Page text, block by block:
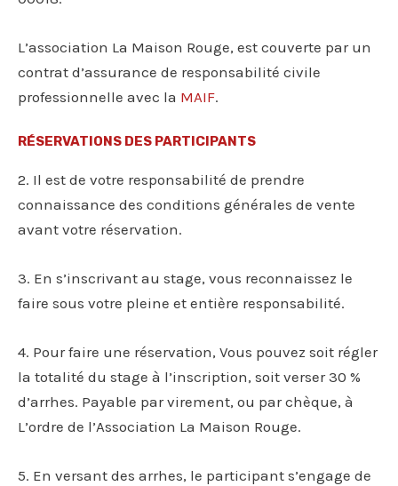
L’association La Maison Rouge, est couverte par un
contrat d’assurance de responsabilité civile
professionnelle avec la MAIF.
RÉSERVATIONS DES PARTICIPANTS
2. Il est de votre responsabilité de prendre
connaissance des conditions générales de vente
avant votre réservation.
3. En s’inscrivant au stage, vous reconnaissez le
faire sous votre pleine et entière responsabilité.
4. Pour faire une réservation, Vous pouvez soit régler
la totalité du stage à l’inscription, soit verser 30 %
d’arrhes. Payable par virement, ou par chèque, à
L’ordre de l’Association La Maison Rouge.
5. En versant des arrhes, le participant s’engage de